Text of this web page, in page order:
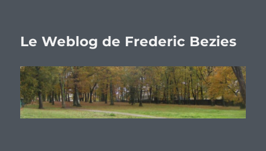
Le Weblog de Frederic Bezies